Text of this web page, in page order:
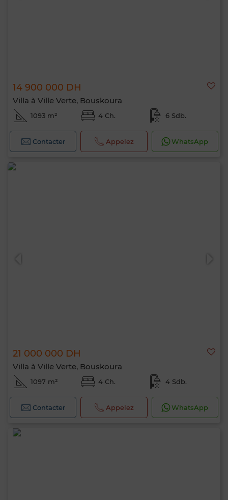
14 900 000 DH
Villa à Ville Verte, Bouskoura
1093 m² 4 Ch. 6 Sdb.
Contacter Appelez WhatsApp
21 000 000 DH
Villa à Ville Verte, Bouskoura
1097 m² 4 Ch. 4 Sdb.
Contacter Appelez WhatsApp